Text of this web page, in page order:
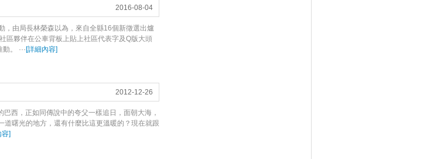
2016-08-04
由局長林榮森以為，來自全縣16個新徵選出爐
區夥伴在公車背板上貼上社區代表字及Q版大頭
。 ···[詳細內容]
2012-12-26
西，正如同傳說中的夸父一樣追日，面朝大海，
曙光的地方，還有什麼比這更溫暖的？現在就跟
容]